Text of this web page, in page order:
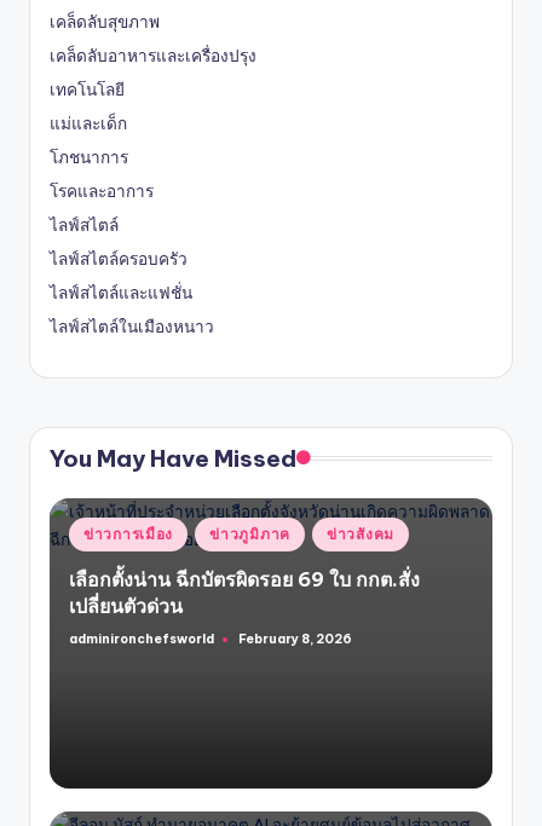
เคล็ดลับสุขภาพ
เคล็ดลับอาหารและเครื่องปรุง
เทคโนโลยี
แม่และเด็ก
โภชนาการ
โรคและอาการ
ไลฟ์สไตล์
ไลฟ์สไตล์ครอบครัว
ไลฟ์สไตล์และแฟชั่น
ไลฟ์สไตล์ในเมืองหนาว
You May Have Missed
Posted
in
ข่าวการเมือง ข่าวภูมิภาค ข่าวสังคม
เลือกตั้งน่าน ฉีกบัตรผิดรอย 69 ใบ กกต.สั่ง
เปลี่ยนตัวด่วน
Posted
adminironchefsworld February 8, 2026